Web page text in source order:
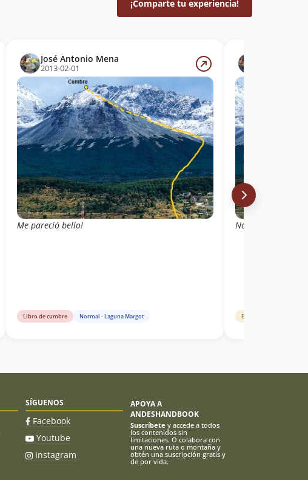
¡Comparte tu experiencia!
José Antonio Mena
2013-02-01
Me pareció bello!
Libro de cumbre Normal - Laguna Margot
No había nieve, sí
Estado de ruta
SÍGUENOS
Facebook
Youtube
Instagram
APOYA A
ANDESHANDBOOK
Suscríbete y accede a todos
los contenidos sin
limitaciones. O colabora con
una nueva ruta o montaña y
obtén una suscripción gratis y
de por vida.